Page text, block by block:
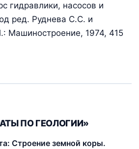
гидравлики, насосов и
ред. Руднева С.С. и
Машиностроение, 1974, 415
ПО ГЕОЛОГИИ»
Строение земной коры.